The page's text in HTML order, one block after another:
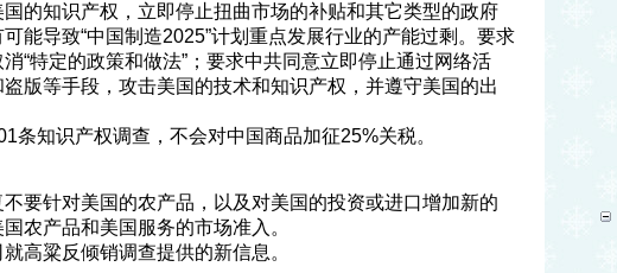
的知识产权，立即停止扭曲市场的补贴和其它类型的政府
能导致“中国制造2025”计划重点发展行业的产能过剩。要求
“特定的政策和做法”；要求中共同意立即停止通过网络活
版等手段，攻击美国的技术和知识产权，并遵守美国的出
条知识产权调查，不会对中国商品加征25%关税。
要针对美国的农产品，以及对美国的投资或进口增加新的
农产品和美国服务的市场准入。
高粱反倾销调查提供的新信息。